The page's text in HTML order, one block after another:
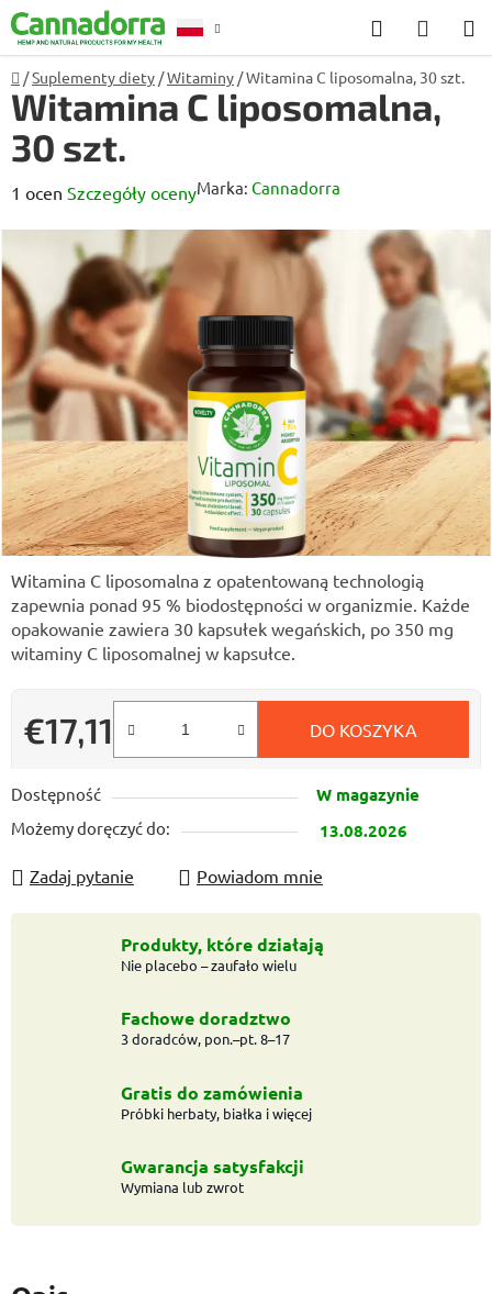
Przejść
do
treści
Szukaj
Witamina C liposomalna z opatentowaną technologią
zapewnia ponad 95 % biodostępności w organizmie. Każde
opakowanie zawiera 30 kapsułek wegańskich, po 350 mg
witaminy C liposomalnej w kapsułce.
€17,11
Cena jednostkowa:
DO KOSZYKA
Dostępność W magazynie
Możemy doręczyć do: 13.08.2026
Zadaj pytanie Powiadom mnie
Home
/Suplementy diety /Witaminy /Witamina C liposomalna, 30 szt.
Witamina C liposomalna,
30 szt.
Średnia
produktu
wynosi
5,0
na
5
gwiazdek.
1 ocen Szczegóły ocenyMarka: Cannadorra
Produkty, które działają
Nie placebo – zaufało wielu
Fachowe doradztwo
3 doradców, pon.–pt. 8–17
Gratis do zamówienia
Próbki herbaty, białka i więcej
Gwarancja satysfakcji
Wymiana lub zwrot